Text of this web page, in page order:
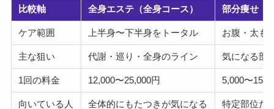
比較軸 全身エステ（全身コース） 部分痩せ（
ケア範囲 上半身〜下半身をトータル お腹・太も
主な狙い 代謝・巡り・全身のライン 気になる部
1回の料金 12,000〜25,000円 5,000〜
向いている人 全体的にもたつきが気になる 特定部位だ